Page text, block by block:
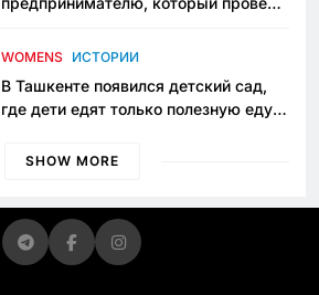
приговору
WOMENS ИСТОРИИ
В Ташкенте появился детский сад,
где дети едят только полезную еду.
просить «кашу без сахара»
SHOW MORE